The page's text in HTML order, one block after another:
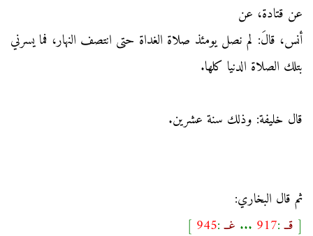
عن قتادة، عن
أنس، قالَ: لم نصل يومئذ صلاة الغداة حتى انتصف النهار، فما يسرني
بتلك الصلاة الدنيا كلها.
قال خليفة: وذلك سنة عشرين.
ثم قال البخاري:
[ قــ:
917
... غــ:
945
]